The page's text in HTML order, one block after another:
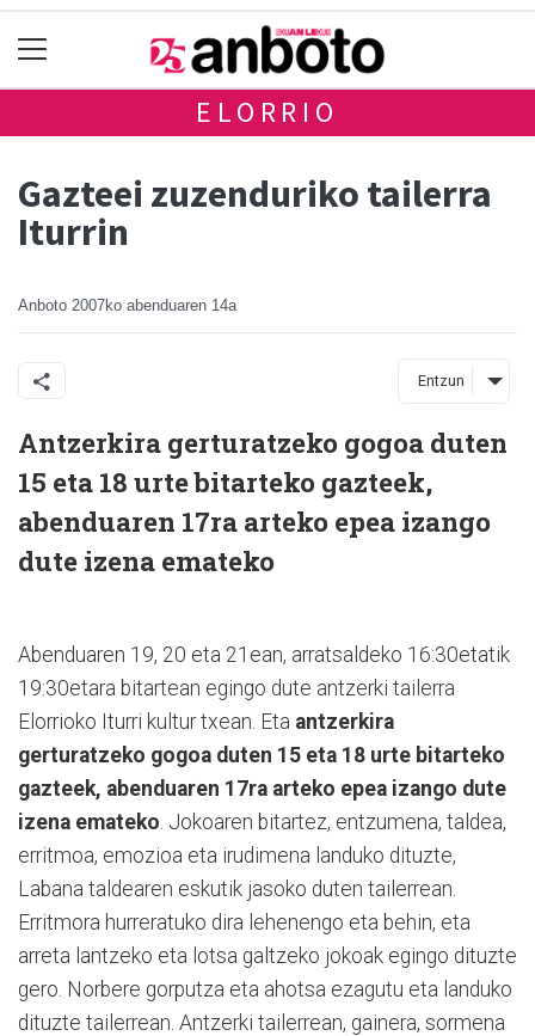
ELORRIO
Gazteei zuzenduriko tailerra
Iturrin
Anboto 2007ko abenduaren 14a
Entzun
Antzerkira gerturatzeko gogoa duten
15 eta 18 urte bitarteko gazteek,
abenduaren 17ra arteko epea izango
dute izena emateko
Abenduaren 19, 20 eta 21ean, arratsaldeko 16:30etatik
19:30etara bitartean egingo dute antzerki tailerra
Elorrioko Iturri kultur txean. Eta antzerkira
gerturatzeko gogoa duten 15 eta 18 urte bitarteko
gazteek, abenduaren 17ra arteko epea izango dute
izena emateko . Jokoaren bitartez, entzumena, taldea,
erritmoa, emozioa eta irudimena landuko dituzte,
Labana taldearen eskutik jasoko duten tailerrean.
Erritmora hurreratuko dira lehenengo eta behin, eta
arreta lantzeko eta lotsa galtzeko jokoak egingo dituzte
gero. Norbere gorputza eta ahotsa ezagutu eta landuko
dituzte tailerrean. Antzerki tailerrean, gainera, sormena